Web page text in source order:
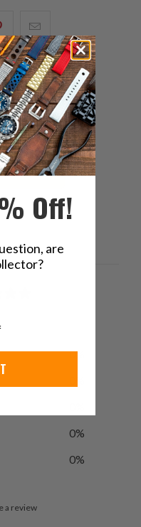
Pinterest
で
共
有
す
る
の
メ
ー
ル
を
友
達
に
っ
て
だ
ップ
ラップ
0%
0%
0%
a review
Off!
are